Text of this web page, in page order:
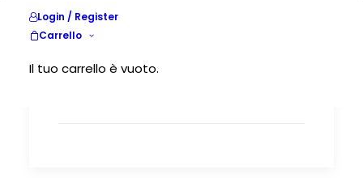
Login / Register
Carrello
Il tuo carrello è vuoto.
raccontiamoci differente...
mente.
Identità in valigia